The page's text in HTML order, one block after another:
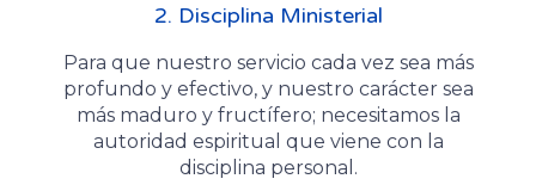
2. Disciplina Ministerial
Para que nuestro servicio cada vez sea más
profundo y efectivo, y nuestro carácter sea
más maduro y fructífero; necesitamos la
autoridad espiritual que viene con la
disciplina personal.